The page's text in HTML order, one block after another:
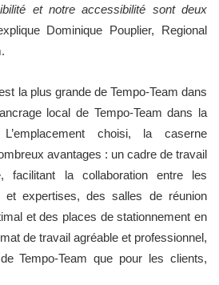
et notre accessibilité sont deux
Dominique Pouplier, Regional
la plus grande de Tempo-Team dans
local de Tempo-Team dans la
choisi, la caserne
avantages : un cadre de travail
facilitant la collaboration entre les
et expertises, des salles de réunion
et des places de stationnement en
de travail agréable et professionnel,
Tempo-Team que pour les clients,